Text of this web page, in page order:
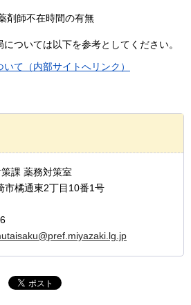
剤師不在時間の有無
ついては以下を参考としてください。
て（内部サイトへリンク）
課 薬務対策室
橘通東2丁目10番1号